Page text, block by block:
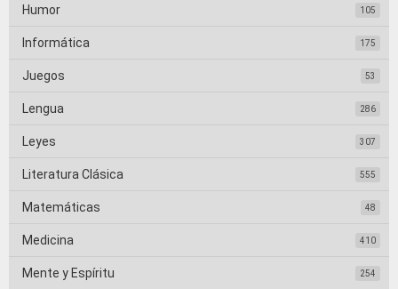
Humor 105
Informática 175
Juegos 53
Lengua 286
Leyes 307
Literatura Clásica 555
Matemáticas 48
Medicina 410
Mente y Espíritu 254